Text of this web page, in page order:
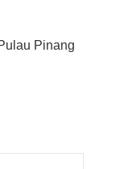
Pinang